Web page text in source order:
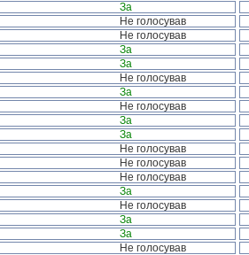
За
Не голосував
Не голосував
За
За
Не голосував
За
Не голосував
За
За
Не голосував
Не голосував
Не голосував
За
Не голосував
За
За
Не голосував